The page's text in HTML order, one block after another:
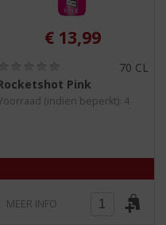
€ 13,99
,
0
70 CL
Pink
(indien beperkt): 4
MEER INFO